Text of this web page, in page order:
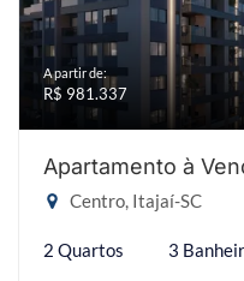
A partir de:
R$ 981.337
Apartamento à
Centro, Itajaí-SC
2 Quartos 3